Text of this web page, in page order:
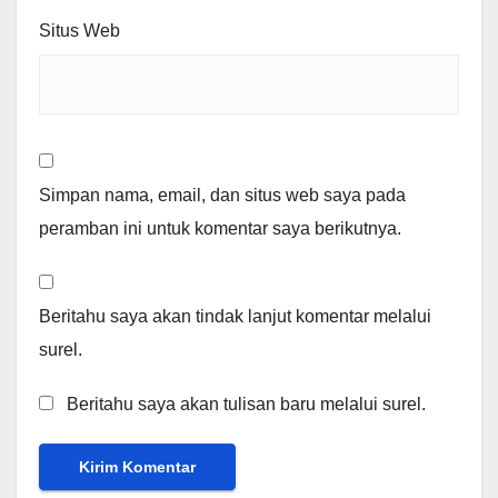
Situs Web
Simpan nama, email, dan situs web saya pada
peramban ini untuk komentar saya berikutnya.
Beritahu saya akan tindak lanjut komentar melalui
surel.
Beritahu saya akan tulisan baru melalui surel.